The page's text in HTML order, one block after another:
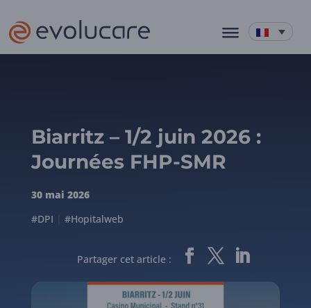
Biarritz – 1/2 juin 2026 :
Journées FHP-SMR
30 mai 2026
#DPI
#Hopitalweb
Partager cet article :